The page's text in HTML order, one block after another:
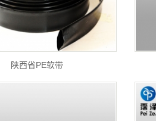
陕西省PE软带